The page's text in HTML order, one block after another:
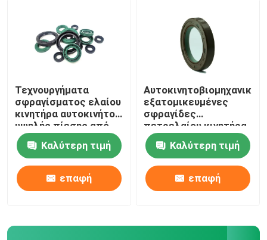
Τεχνουργήματα
σφραγίσματος ελαίου
κινητήρα αυτοκινήτου
υψηλής πίεσης από
καουτσούκ OEM ODM
Καλύτερη τιμή
επαφή
Αυτοκινητοβιομηχανικές
εξατομικευμένες
σφραγίδες
πετρελαίου κινητήρα
ανθεκτικές σε
υψηλές
θερμοκρασίες
Καλύτερη τιμή
επαφή